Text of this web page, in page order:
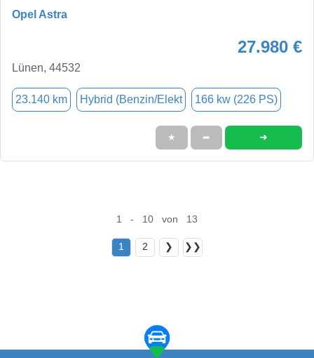
Opel Astra
27.980 €
Lünen, 44532
23.140 km Hybrid (Benzin/Elekt 166 kw (226 PS)
★ ➦ ➜
1 - 10 von 13
1 2 ❯ ❯❯